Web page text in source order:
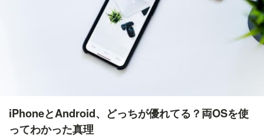
iPhoneとAndroid、どっちが優れてる？両OSを使
ってわかった真理